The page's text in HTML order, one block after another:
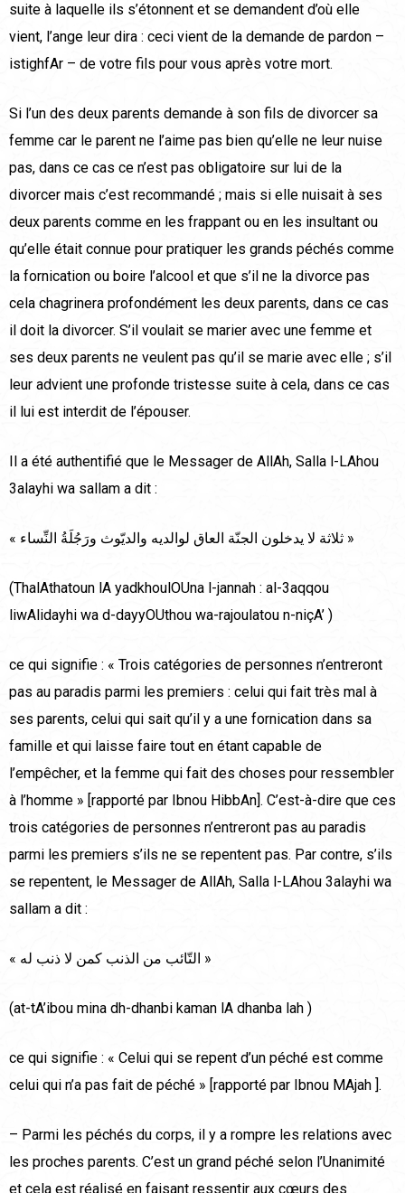
suite à laquelle ils s’étonnent et se demandent d’où elle
vient, l’ange leur dira : ceci vient de la demande de pardon –
istighfAr – de votre fils pour vous après votre mort.
Si l’un des deux parents demande à son fils de divorcer sa
femme car le parent ne l’aime pas bien qu’elle ne leur nuise
pas, dans ce cas ce n’est pas obligatoire sur lui de la
divorcer mais c’est recommandé ; mais si elle nuisait à ses
deux parents comme en les frappant ou en les insultant ou
qu’elle était connue pour pratiquer les grands péchés comme
la fornication ou boire l’alcool et que s’il ne la divorce pas
cela chagrinera profondément les deux parents, dans ce cas
il doit la divorcer. S’il voulait se marier avec une femme et
ses deux parents ne veulent pas qu’il se marie avec elle ; s’il
leur advient une profonde tristesse suite à cela, dans ce cas
il lui est interdit de l’épouser.
Il a été authentifié que le Messager de AllAh, Salla l-LAhou
3alayhi wa sallam a dit :
« ثلاثة لا يدخلون الجنّة العاق لوالديه والديّوث ورَجُلَةُ النِّساء »
(ThalAthatoun lA yadkhoulOUna l-jannah : al-3aqqou
liwAlidayhi wa d-dayyOUthou wa-rajoulatou n-niçA’ )
ce qui signifie : « Trois catégories de personnes n’entreront
pas au paradis parmi les premiers : celui qui fait très mal à
ses parents, celui qui sait qu’il y a une fornication dans sa
famille et qui laisse faire tout en étant capable de
l’empêcher, et la femme qui fait des choses pour ressembler
à l’homme » [rapporté par Ibnou HibbAn]. C’est-à-dire que ces
trois catégories de personnes n’entreront pas au paradis
parmi les premiers s’ils ne se repentent pas. Par contre, s’ils
se repentent, le Messager de AllAh, Salla l-LAhou 3alayhi wa
sallam a dit :
« التّائب من الذنب كمن لا ذنب له »
(at-tA’ibou mina dh-dhanbi kaman lA dhanba lah )
ce qui signifie : « Celui qui se repent d’un péché est comme
celui qui n’a pas fait de péché » [rapporté par Ibnou MAjah ].
– Parmi les péchés du corps, il y a rompre les relations avec
les proches parents. C’est un grand péché selon l’Unanimité
et cela est réalisé en faisant ressentir aux cœurs des